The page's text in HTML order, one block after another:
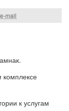
mail
комплексе
к услугам